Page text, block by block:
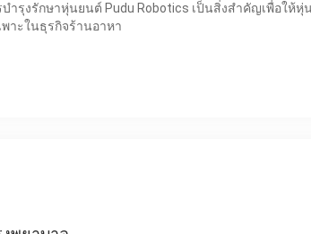
ำรุงรักษาหุ่นยนต์ Pudu Robotics เป็นสิ่งสำคัญเพื่อให้หุ่
าะในธุรกิจร้านอาหา